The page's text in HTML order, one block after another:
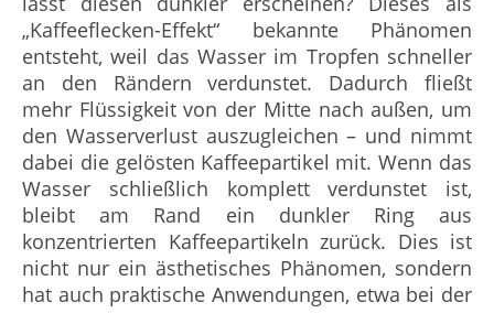
„Kaffeeflecken-Effekt“ bekannte Phänomen
entsteht, weil das Wasser im Tropfen schneller
an den Rändern verdunstet. Dadurch fließt
mehr Flüssigkeit von der Mitte nach außen, um
den Wasserverlust auszugleichen – und nimmt
dabei die gelösten Kaffeepartikel mit. Wenn das
Wasser schließlich komplett verdunstet ist,
bleibt am Rand ein dunkler Ring aus
konzentrierten Kaffeepartikeln zurück. Dies ist
nicht nur ein ästhetisches Phänomen, sondern
hat auch praktische Anwendungen, etwa bei der